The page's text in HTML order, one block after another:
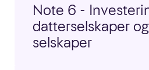
Note 6 -
datterselskaper
selskaper